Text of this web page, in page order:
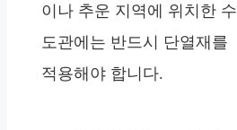
이나 추운 지역에 위치한 수
도관에는 반드시 단열재를
적용해야 합니다.